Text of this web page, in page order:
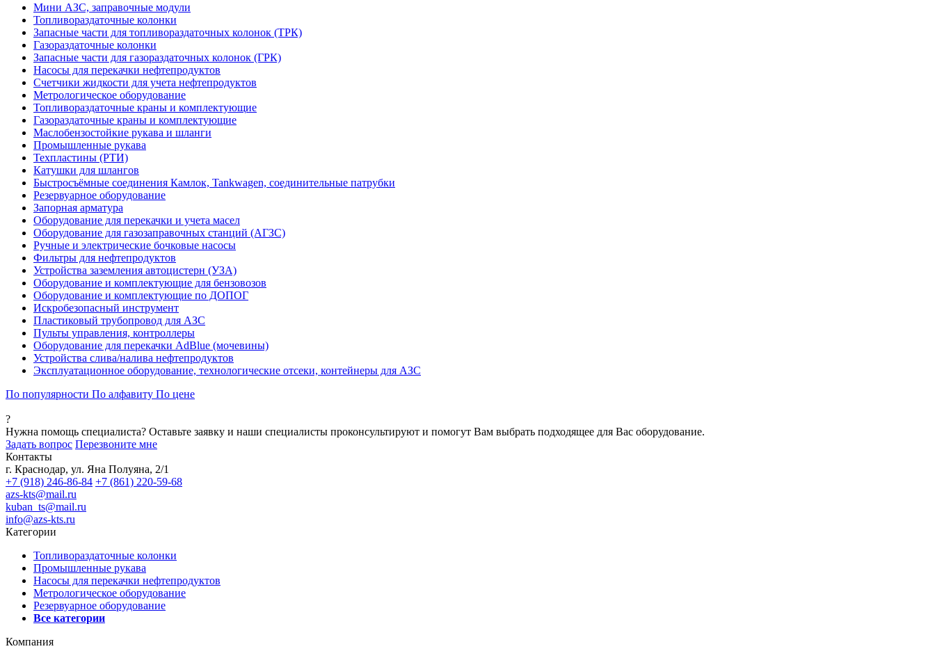
Мини АЗС, заправочные модули
Топливораздаточные колонки
Запасные части для топливораздаточных колонок (ТРК)
Газораздаточные колонки
Запасные части для газораздаточных колонок (ГРК)
Насосы для перекачки нефтепродуктов
Счетчики жидкости для учета нефтепродуктов
Метрологическое оборудование
Топливораздаточные краны и комплектующие
Газораздаточные краны и комплектующие
Маслобензостойкие рукава и шланги
Промышленные рукава
Техпластины (РТИ)
Катушки для шлангов
Быстросъёмные соединения Камлок, Tankwagen, соединительные патрубки
Резервуарное оборудование
Запорная арматура
Оборудование для перекачки и учета масел
Оборудование для газозаправочных станций (АГЗС)
Ручные и электрические бочковые насосы
Фильтры для нефтепродуктов
Устройства заземления автоцистерн (УЗА)
Оборудование и комплектующие для бензовозов
Оборудование и комплектующие по ДОПОГ
Искробезопасный инструмент
Пластиковый трубопровод для АЗС
Пульты управления, контроллеры
Оборудование для перекачки AdBlue (мочевины)
Устройства слива/налива нефтепродуктов
Эксплуатационное оборудование, технологические отсеки, контейнеры для АЗС
По популярности По алфавиту По цене
?
Нужна помощь специалиста? Оставьте заявку и наши специалисты проконсультируют и помогут Вам выбрать подходящее для Вас оборудование.
Задать вопрос Перезвоните мне
Контакты
г. Краснодар, ул. Яна Полуяна, 2/1
+7 (918) 246-86-84 +7 (861) 220-59-68
azs-kts@mail.ru
kuban_ts@mail.ru
info@azs-kts.ru
Категории
Топливораздаточные колонки
Промышленные рукава
Насосы для перекачки нефтепродуктов
Метрологическое оборудование
Резервуарное оборудование
Все категории
Компания